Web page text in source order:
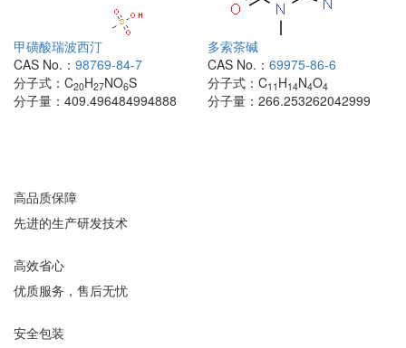
甲磺酸瑞波西汀
CAS No.： 98769-84-7
分子式： C20H27NO6S
分子量： 409.496484994888
多索茶碱
CAS No.： 69975-86-6
分子式： C11 H14N4O4
分子量： 266.253262042999
高品质保障
先进的生产研发技术
高效省心
优质服务，售后无忧
安全包装